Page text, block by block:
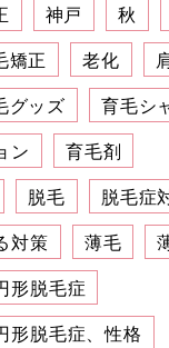
神戸 秋
矯正 老化
グッズ
育毛シ
ン
育毛剤
脱毛
脱毛症
対策
薄毛
形脱毛症
形脱毛症、性格